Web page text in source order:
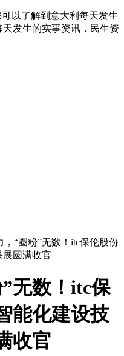
以了解到意大利每天发生
发生的实事资讯，民生资
，“圈粉”无数！itc保伦股份
展圆满收官
无数！itc保
能化建设技
收官